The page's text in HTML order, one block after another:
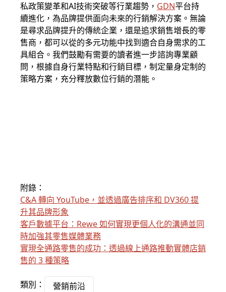
私政策變革和AI技術突破等行業趨勢， GDN平台持
續進化，為品牌提供面向未來的行銷解決方案。無論
是尋求品牌提升的傳統企業，還是追求銷售增長的零
售商，都可以從的多元功能中找到適合自身需求的工
具組合。我們鼓勵有需要的讀者進一步諮詢專業顧
問，根據自身行業特點和行銷目標，制定量身定制的
策略方案，充分釋放數位行銷的潛能。
附錄：
C&A 轉向 YouTube，並透過廣告排序和 DV360 提
升其品牌形象
客戶數據平台：Rewe 如何實現更個人化的溝通並同
時加強其零售媒體業務
實現全通路零售的成功：透過線上通路推動實體店銷
售的 3 種策略
類別： 營銷前沿